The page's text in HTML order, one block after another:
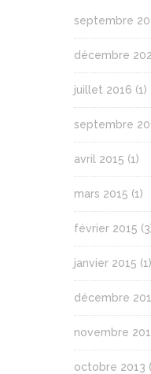
septembre
décembre
juillet 2016 (1)
septembre
avril 2015 (1)
mars 2015 (1)
février 2015
janvier 2015 (1)
décembre
novembre
octobre 2013